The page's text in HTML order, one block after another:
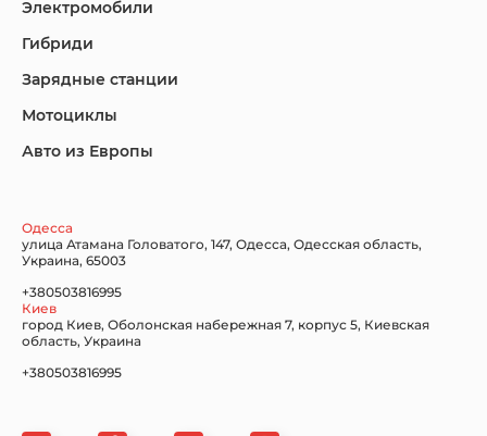
Lincoln
Subaru Tesla Toyota
Электромобили
Гибриди
Зарядные станции
Мотоциклы
Авто из Европы
Одесса
улица Атамана Головатого, 147, Одесса, Одесская область,
Украина, 65003
+380503816995
Киев
город Киев, Оболонская набережная 7, корпус 5, Киевская
область, Украина
+380503816995